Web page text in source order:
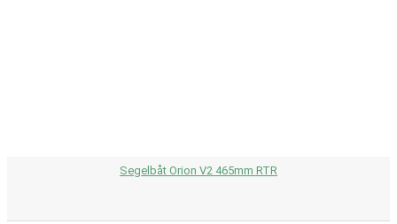
Segelbåt Orion V2 465mm RTR